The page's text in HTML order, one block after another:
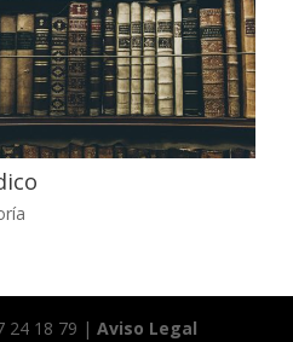
24 18 79 |Aviso Legal